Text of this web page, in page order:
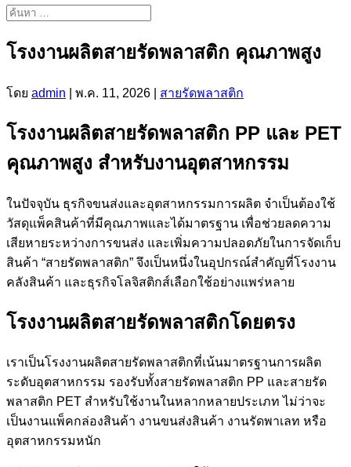
โรงงานผลิตสายรัดพลาสติก คุณภาพสูง
โดย admin พ.ค. 11, 2026 สายรัดพลาสติก
โรงงานผลิตสายรัดพลาสติก PP และ PET
คุณภาพสูง สำหรับงานอุตสาหกรรม
ในปัจจุบัน ธุรกิจขนส่งและอุตสาหกรรมการผลิต จำเป็นต้องใช้
วัสดุแพ็คสินค้าที่มีคุณภาพและได้มาตรฐาน เพื่อช่วยลดความ
เสียหายระหว่างการขนส่ง และเพิ่มความปลอดภัยในการจัดเก็บ
สินค้า “สายรัดพลาสติก” จึงเป็นหนึ่งในอุปกรณ์สำคัญที่โรงงาน
คลังสินค้า และธุรกิจโลจิสติกส์เลือกใช้อย่างแพร่หลาย
โรงงานผลิตสายรัดพลาสติกโดยตรง
เราเป็นโรงงานผลิตสายรัดพลาสติกที่เน้นมาตรฐานการผลิต
ระดับอุตสาหกรรม รองรับทั้งสายรัดพลาสติก PP และสายรัด
พลาสติก PET สำหรับใช้งานในหลากหลายประเภท ไม่ว่าจะ
เป็นงานแพ็คกล่องสินค้า งานขนส่งสินค้า งานรัดพาเลท หรือ
อุตสาหกรรมหนัก